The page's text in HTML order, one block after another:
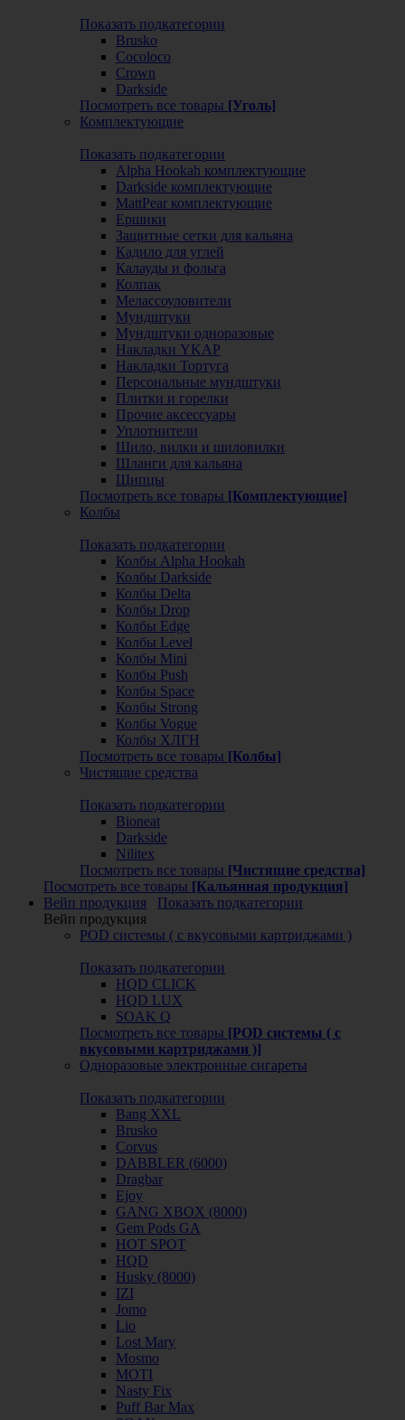
Показать подкатегории
Brusko
Cocoloco
Crown
Darkside
Посмотреть все товары [Уголь]
Комплектующие
Показать подкатегории
Alpha Hookah комплектующие
Darkside комплектующие
MattPear комплектующие
Ершики
Защитные сетки для кальяна
Кадило для углей
Калауды и фольга
Колпак
Мелассоуловители
Мундштуки
Мундштуки одноразовые
Накладки YKAP
Накладки Тортуга
Персональные мундштуки
Плитки и горелки
Прочие аксессуары
Уплотнители
Шило, вилки и шиловилки
Шланги для кальяна
Щипцы
Посмотреть все товары [Комплектующие]
Колбы
Показать подкатегории
Колбы Alpha Hookah
Колбы Darkside
Колбы Delta
Колбы Drop
Колбы Edge
Колбы Level
Колбы Mini
Колбы Push
Колбы Space
Колбы Strong
Колбы Vogue
Колбы ХЛГН
Посмотреть все товары [Колбы]
Чистящие средства
Показать подкатегории
Bioneat
Darkside
Nilitex
Посмотреть все товары [Чистящие средства]
Посмотреть все товары [Кальянная продукция]
Вейп продукция
Показать подкатегории
Вейп продукция
POD системы ( с вкусовыми картриджами )
Показать подкатегории
HQD CLICK
HQD LUX
SOAK Q
Посмотреть все товары [POD системы ( с
вкусовыми картриджами )]
Одноразовые электронные сигареты
Показать подкатегории
Bang XXL
Brusko
Corvus
DABBLER (6000)
Dragbar
Ejoy
GANG XBOX (8000)
Gem Pods GA
HOT SPOT
HQD
Husky (8000)
IZI
Jomo
Lio
Lost Mary
Mosmo
MOTI
Nasty Fix
Puff Bar Max